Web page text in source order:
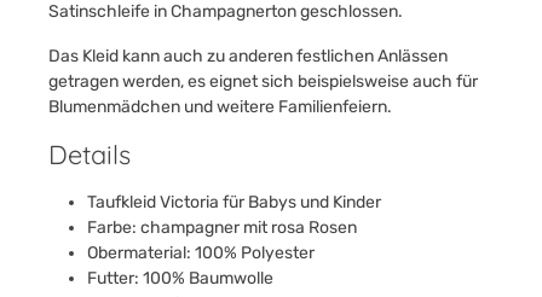
Satinschleife in Champagnerton geschlossen.
Das Kleid kann auch zu anderen festlichen Anlässen
getragen werden, es eignet sich beispielsweise auch für
Blumenmädchen und weitere Familienfeiern.
Details
Taufkleid Victoria für Babys und Kinder
Farbe: champagner mit rosa Rosen
Obermaterial: 100% Polyester
Futter: 100% Baumwolle